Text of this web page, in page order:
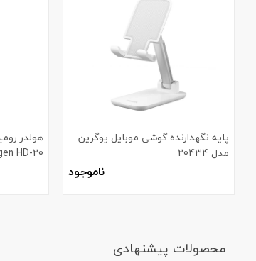
پایه نگهدارنده گوشی موبایل یوگرین
مدل 20434
ناموجود
هولدر
HD-20
محصولات پیشنهادی